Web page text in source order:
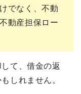
でなく、不動
動産担保ロー
て、借金の返
しれません。